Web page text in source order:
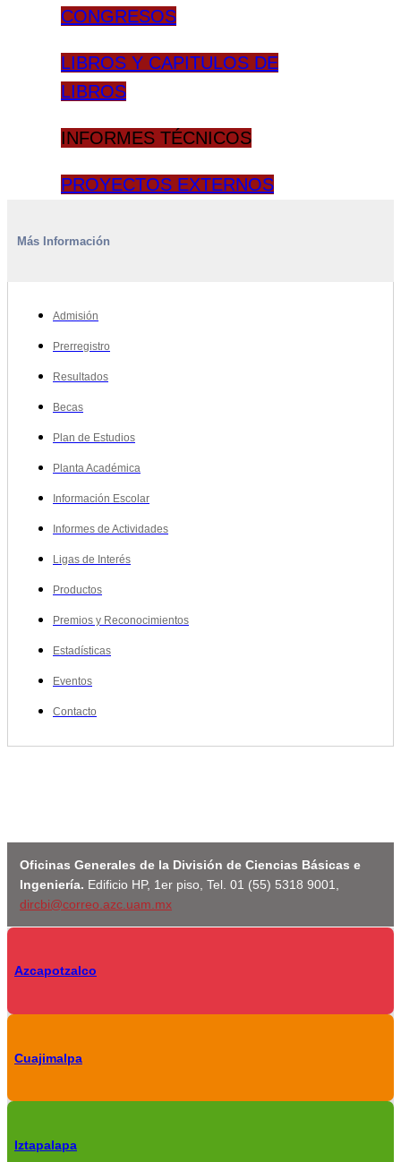
CONGRESOS
LIBROS Y CAPITULOS DE
LIBROS
INFORMES TÉCNICOS
PROYECTOS EXTERNOS
Más Información
Admisión
Prerregistro
Resultados
Becas
Plan de Estudios
Planta Académica
Información Escolar
Informes de Actividades
Ligas de Interés
Productos
Premios y Reconocimientos
Estadísticas
Eventos
Contacto
Oficinas Generales de la División de Ciencias Básicas e
Ingeniería. Edificio HP, 1er piso, Tel. 01 (55) 5318 9001,
dircbi@correo.azc.uam.mx
Azcapotzalco
Cuajimalpa
Iztapalapa